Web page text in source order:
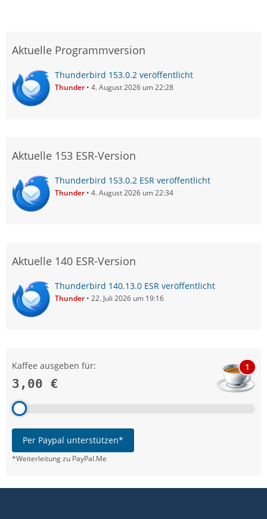
Aktuelle Programmversion
Thunderbird 153.0.2 veröffentlicht
Thunder 4. August 2026 um 22:28
Aktuelle 153 ESR-Version
Thunderbird 153.0.2 ESR veröffentlicht
Thunder 4. August 2026 um 22:34
Aktuelle 140 ESR-Version
Thunderbird 140.13.0 ESR veröffentlicht
Thunder 22. Juli 2026 um 19:16
Kaffee ausgeben für:
3,00 €
1
Per Paypal unterstützen*
*Weiterleitung zu PayPal.Me